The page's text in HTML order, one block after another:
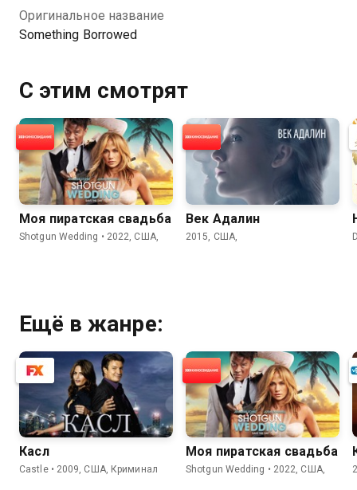
Оригинальное название
Something Borrowed
С этим смотрят
Моя пиратская свадьба
Shotgun Wedding • 2022, США,
Век Адалин
2015, США,
Ещё в жанре:
Касл
Castle • 2009, США, Криминал
Моя пиратская свадьба
Shotgun Wedding • 2022, США,